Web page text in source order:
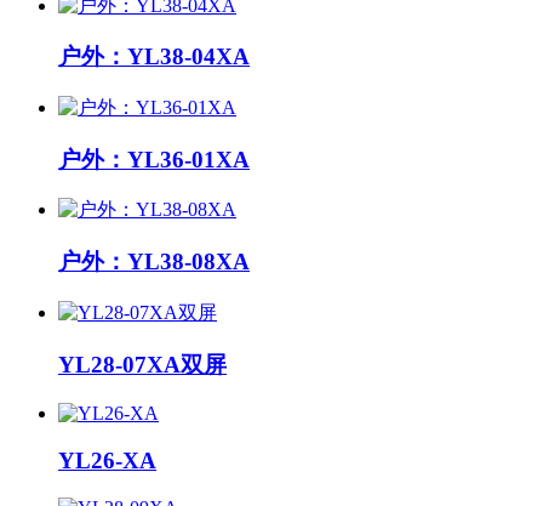
户外：YL38-04XA
户外：YL36-01XA
户外：YL38-08XA
YL28-07XA双屏
YL26-XA